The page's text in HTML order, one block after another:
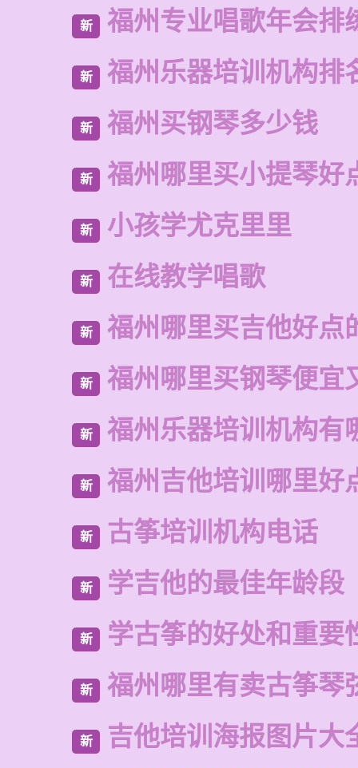
新 福州专业唱歌年会排
新 福州乐器培训机构排
新 福州买钢琴多少钱
新 福州哪里买小提琴好
新 小孩学尤克里里
新 在线教学唱歌
新 福州哪里买吉他好点
新 福州哪里买钢琴便宜
新 福州乐器培训机构有
新 福州吉他培训哪里好
新 古筝培训机构电话
新 学吉他的最佳年龄段
新 学古筝的好处和重要
新 福州哪里有卖古筝琴
新 吉他培训海报图片大